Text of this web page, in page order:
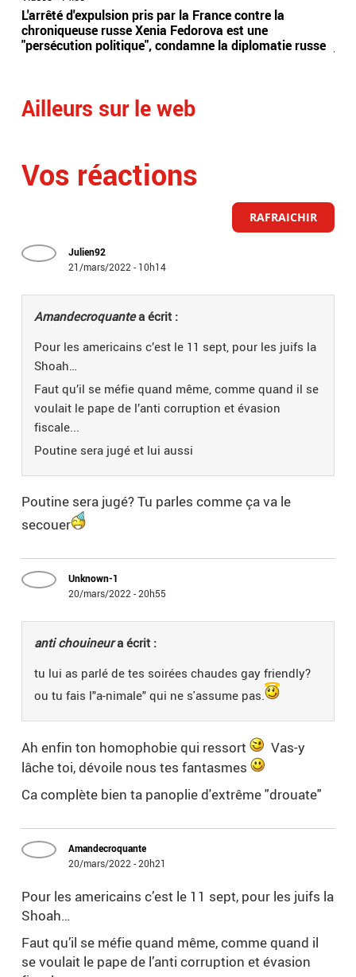
L'arrêté d'expulsion pris par la France contre la
chroniqueuse russe Xenia Fedorova est une
"persécution politique", condamne la diplomatie russe
Ailleurs sur le web
Vos réactions
RAFRAICHIR
Julien92
21/mars/2022 - 10h14
Amandecroquantea écrit :
Pour les americains c’est le 11 sept, pour les juifs la
Shoah…
Faut qu’il se méfie quand même, comme quand il se
voulait le pape de l’anti corruption et évasion
fiscale...
Poutine sera jugé et lui aussi
Poutine sera jugé? Tu parles comme ça va le
secouer
Unknown-1
20/mars/2022 - 20h55
anti chouineura écrit :
tu lui as parlé de tes soirées chaudes gay friendly?
ou tu fais l"a-nimale" qui ne s'assume pas.
Ah enfin ton homophobie qui ressort
Vas-y
lâche toi, dévoile nous tes fantasmes
Ca complète bien ta panoplie d'extrême "drouate"
Amandecroquante
20/mars/2022 - 20h21
Pour les americains c’est le 11 sept, pour les juifs la
Shoah…
Faut qu’il se méfie quand même, comme quand il
se voulait le pape de l’anti corruption et évasion